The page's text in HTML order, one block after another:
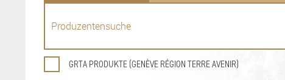
GRTA PRODUKTE (GENÈVE RÉGION TERRE AVENIR)